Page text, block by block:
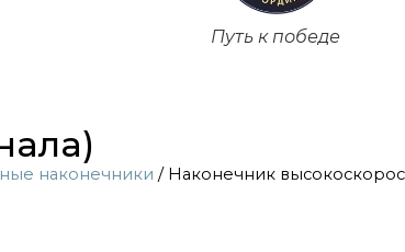
Путь к победе
наконечники / Наконечник